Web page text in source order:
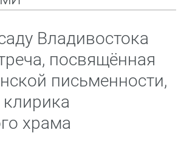
Владивостока
посвящённая
письменности,
клирика
храма